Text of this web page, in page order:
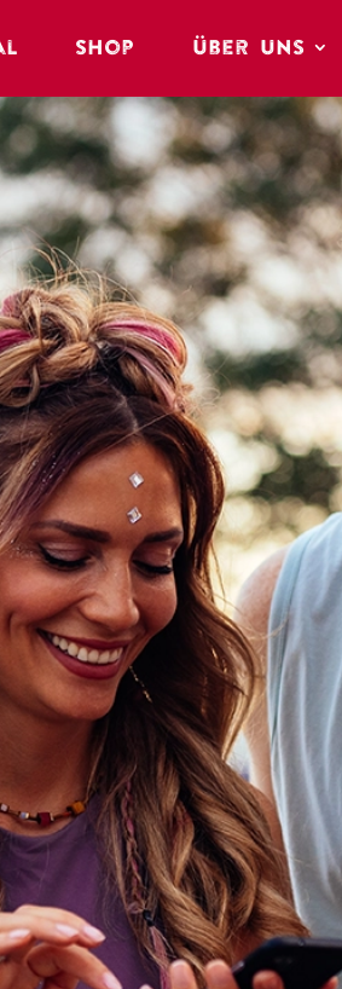
Shop Über Uns